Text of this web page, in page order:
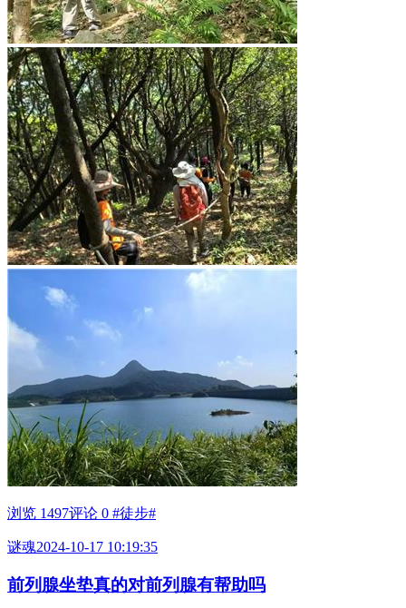
浏览 1497评论 0 #徒步#
谜魂2024-10-17 10:19:35
前列腺坐垫真的对前列腺有帮助吗